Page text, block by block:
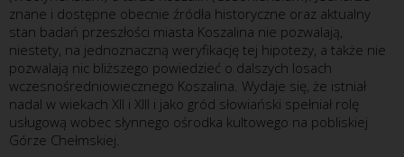
znane i dostępne obecnie źródła historyczne oraz aktualny
stan badań przeszłości miasta Koszalina nie pozwalają,
niestety, na jednoznaczną weryfikację tej hipotezy, a także nie
pozwalają nic bliższego powiedzieć o dalszych losach
wczesnośredniowiecznego Koszalina. Wydaje się, że istniał
nadal w wiekach XII i XIII i jako gród słowiański spełniał rolę
usługową wobec słynnego ośrodka kultowego na pobliskiej
Górze Chełmskiej.